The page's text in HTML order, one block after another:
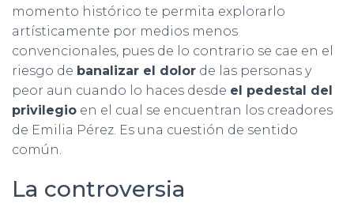
momento histórico te permita explorarlo
artísticamente por medios menos
convencionales, pues de lo contrario se cae en el
riesgo de banalizar el dolor de las personas y
peor aun cuando lo haces desde el pedestal del
privilegio en el cual se encuentran los creadores
de Emilia Pérez. Es una cuestión de sentido
común.
La controversia